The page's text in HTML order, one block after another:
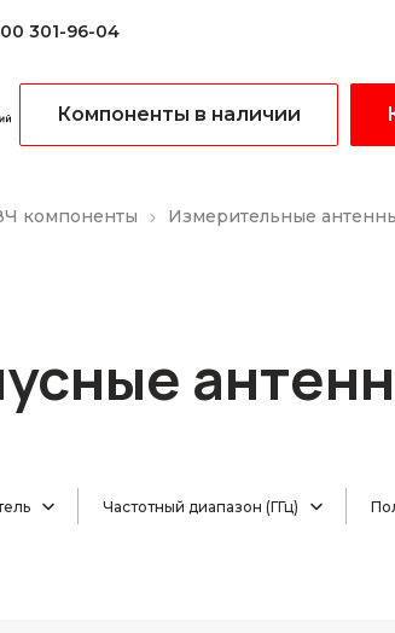
301-96-04
Компоненты в наличии
компоненты Измерительные
Частотный диапазон (ГГц)